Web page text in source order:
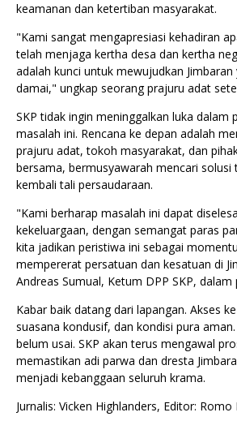
keamanan dan ketertiban masyarakat.
"Kami sangat mengapresiasi kehadiran
telah menjaga kertha desa dan kertha
adalah kunci untuk mewujudkan
damai," ungkap seorang prajuru adat
SKP tidak ingin meninggalkan luka dalam
masalah ini. Rencana ke depan adalah
prajuru adat, tokoh masyarakat, dan
bersama, bermusyawarah mencari
kembali tali persaudaraan.
"Kami berharap masalah ini dapat
kekeluargaan, dengan semangat paras
kita jadikan peristiwa ini sebagai
mempererat persatuan dan kesatuan di
Andreas Sumual, Ketum DPP SKP, dalam
Kabar baik datang dari lapangan. Akses
suasana kondusif, dan kondisi pura
belum usai. SKP akan terus mengawal
memastikan adi parwa dan dresta
menjadi kebanggaan seluruh krama.
Jurnalis: Vicken Highlanders, Editor: Romo